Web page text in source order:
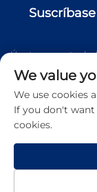
Únete a nuestro
industria,
Copyright © 2026
los
We value
We use cookies
If you don't want
cookies.